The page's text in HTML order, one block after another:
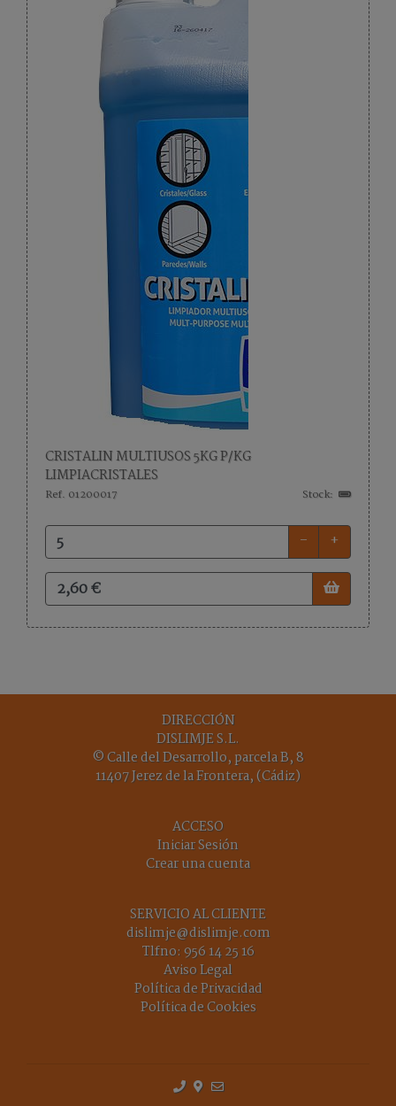
CRISTALIN MULTIUSOS 5KG P/KG
LIMPIACRISTALES
Ref. 01200017 Stock:
- +
DIRECCIÓN
DISLIMJE S.L.
© Calle del Desarrollo, parcela B, 8
11407 Jerez de la Frontera, (Cádiz)
ACCESO
Iniciar Sesión
Crear una cuenta
SERVICIO AL CLIENTE
dislimje@dislimje.com
Tlfno: 956 14 25 16
Aviso Legal
Política de Privacidad
Política de Cookies